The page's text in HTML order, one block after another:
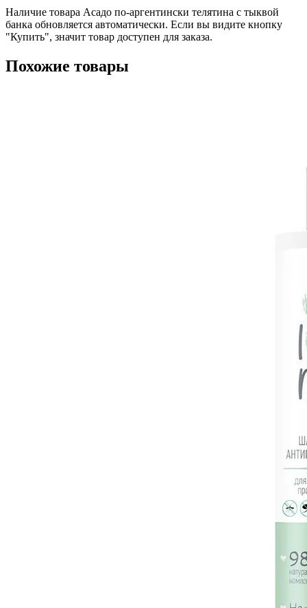
Наличие товара Асадо по-аргентински телятина с тыквой
банка обновляется автоматически. Если вы видите кнопку
"Купить", значит товар доступен для заказа.
Похожие товары